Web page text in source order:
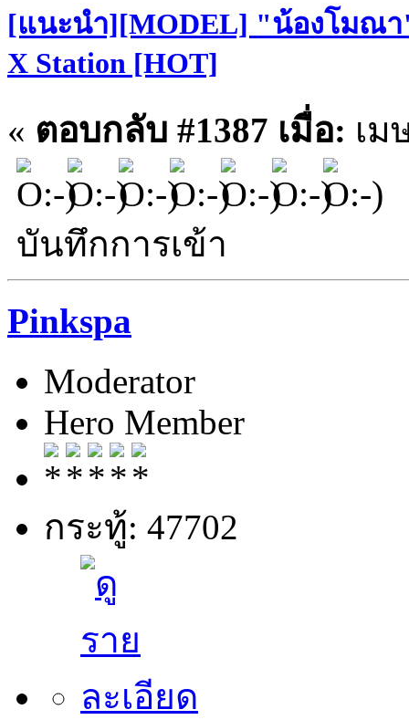
[แนะนำ][MODEL] "น้องโมณา
X Station [HOT]
« ตอบกลับ #1387 เมื่อ: เม
บันทึกการเข้า
Pinkspa
Moderator
Hero Member
กระทู้: 47702